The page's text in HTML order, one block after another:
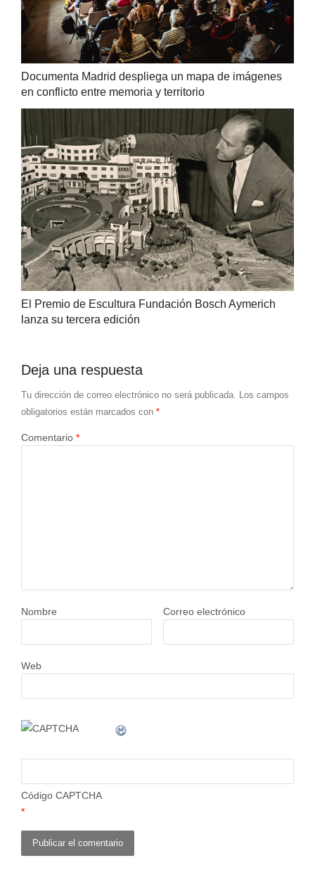
Documenta Madrid despliega un mapa de imágenes
en conflicto entre memoria y territorio
El Premio de Escultura Fundación Bosch Aymerich
lanza su tercera edición
Deja una respuesta
Tu dirección de correo electrónico no será publicada. Los campos
obligatorios están marcados con *
Comentario *
Nombre Correo electrónico
Web
Código CAPTCHA
*